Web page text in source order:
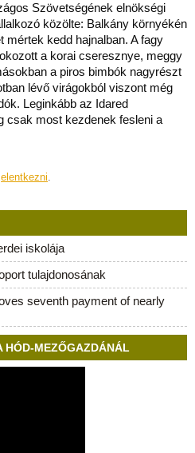
Szövetségének elnökségi
közölte: Balkány környékén
kedd hajnalban. A fagy
a korai cseresznye, meggy
a piros bimbók nagyrészt
lévő virágokból viszont még
Leginkább az Idared
csak most kezdenek fesleni a
.
iskolája
tulajdonosának
seventh payment of nearly
HÓD-MEZŐGAZDÁNÁL